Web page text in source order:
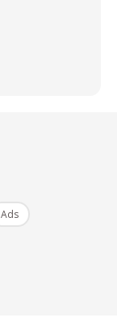
Ads